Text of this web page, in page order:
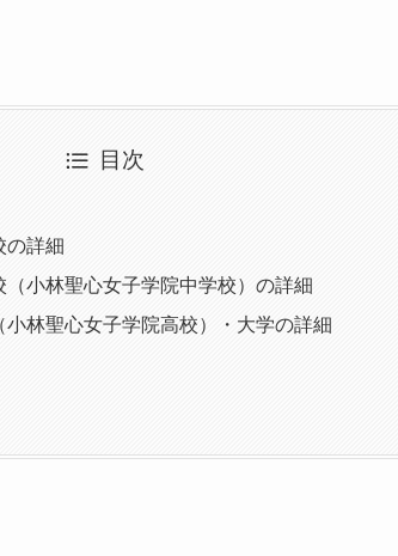
目次
の詳細
小林聖心女子学院中学校）の詳細
林聖心女子学院高校）・大学の詳細